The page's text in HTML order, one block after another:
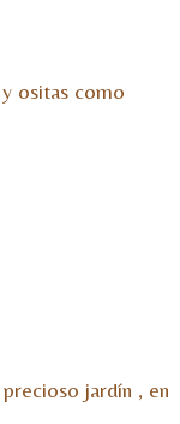
ositas como
jardín , en